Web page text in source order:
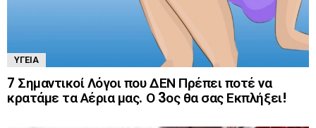
ΥΓΕΊΑ
7 Σημαντικοί Λόγοι που ΔΕΝ Πρέπει ποτέ να
κρατάμε τα Αέρια μας. Ο 3ος θα σας Εκπλήξει!